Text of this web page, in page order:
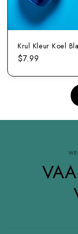
Krul Kleur Koel
Normale
$7.99